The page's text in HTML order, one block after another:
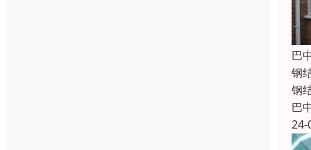
巴
钢
钢
巴
24-